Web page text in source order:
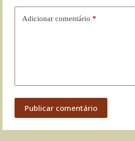
Adicionar comentário *
Publicar comentário